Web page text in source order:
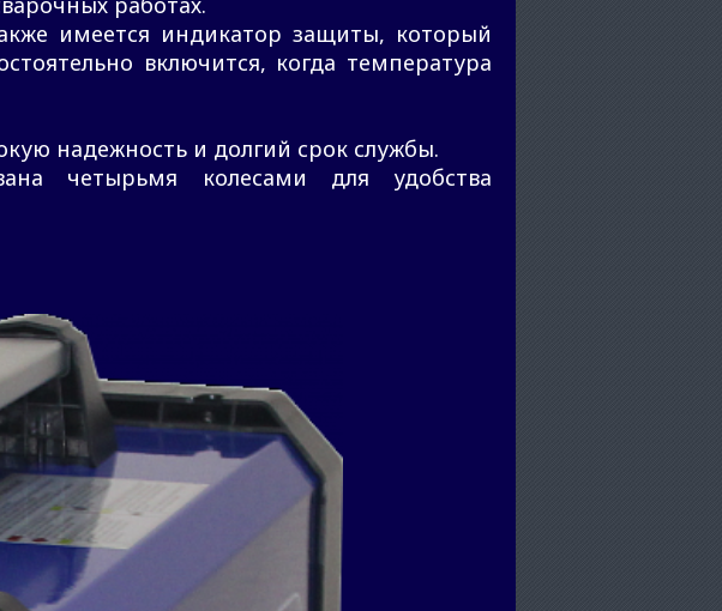
имеется индикатор защиты, который
включится, когда температура
надежность и долгий срок службы.
четырьмя колесами для удобства